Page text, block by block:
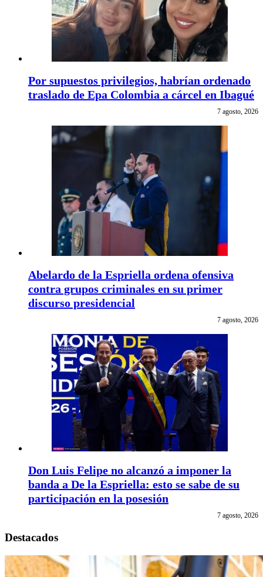
Por supuestos privilegios, habrían ordenado
traslado de Epa Colombia a cárcel en Ibagué
7 agosto, 2026
Abelardo de la Espriella ordena ofensiva
contra grupos criminales en su primer
discurso presidencial
7 agosto, 2026
Don Luis Felipe no alcanzó a imponer la
banda a De la Espriella: esto se sabe de su
participación en la posesión
7 agosto, 2026
Destacados